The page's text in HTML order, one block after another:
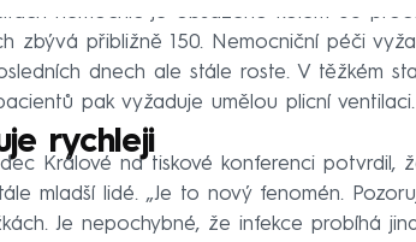
nemocnic je obsazeno kolem 85
zbývá přibližně 150. Nemocniční péči
dnech ale stále roste. V těžkém
pak vyžaduje umělou plicní ventilaci.
rychleji
Králové na tiskové konferenci potvrdil,
mladší lidé. „Je to nový fenomén.
Je nepochybné, že infekce probíhá